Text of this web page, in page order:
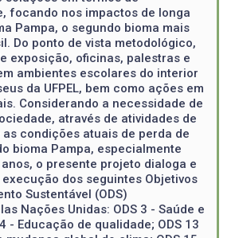
focando nos impactos de longa
Pampa, o segundo bioma mais
Do ponto de vista metodológico,
exposição, oficinas, palestras e
ambientes escolares do interior
da UFPEL, bem como ações em
Considerando a necessidade de
através de atividades de
condições atuais de perda de
bioma Pampa, especialmente
o presente projeto dialoga e
dos seguintes Objetivos
Sustentável (ODS)
Nações Unidas: ODS 3 - Saúde e
- Educação de qualidade; ODS 13